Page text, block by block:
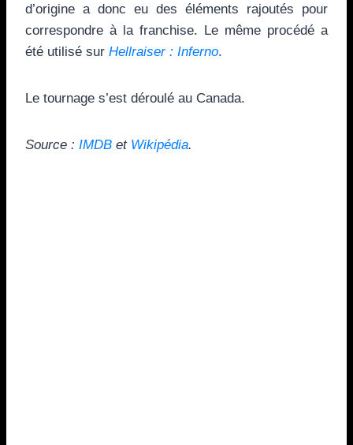
d’origine a donc eu des éléments rajoutés pour
correspondre à la franchise. Le même procédé a
été utilisé sur Hellraiser : Inferno.
Le tournage s’est déroulé au Canada.
Source : IMDB et Wikipédia.